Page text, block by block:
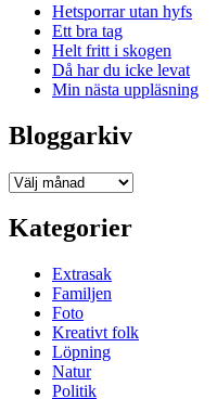
Hetsporrar utan hyfs
Ett bra tag
Helt fritt i skogen
Då har du icke levat
Min nästa uppläsning
Bloggarkiv
Bloggarkiv
Kategorier
Extrasak
Familjen
Foto
Kreativt folk
Löpning
Natur
Politik